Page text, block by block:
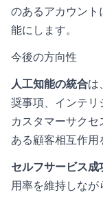
のあるアカウン
能にします。
今後の方向性
人工知能の統合は
奨事項、インテリ
カスタマーサク
ある顧客相互作用
セルフサービス
用率を維持しな